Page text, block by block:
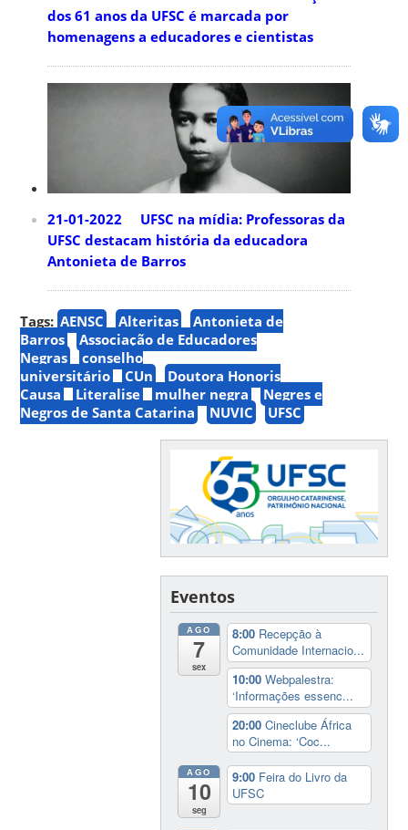
dos 61 anos da UFSC é marcada por
homenagens a educadores e cientistas
21-01-2022 UFSC na mídia: Professoras da
UFSC destacam história da educadora
Antonieta de Barros
Tags: AENSC Alteritas
Antonieta de
Barros
Associação de Educadores
Negras
conselho
universitário
CUn
Doutora Honoris
Causa
Literalise mulher negra
Negres e
Negros de Santa Catarina
NUVIC UFSC
Eventos
AGO
7
sex
8:00 Recepção à
Comunidade Internacio...
10:00Webpalestra:
‘Informações essenc...
20:00Cineclube África
no Cinema: ‘Coc...
AGO
10
seg
9:00 Feira do Livro da
UFSC